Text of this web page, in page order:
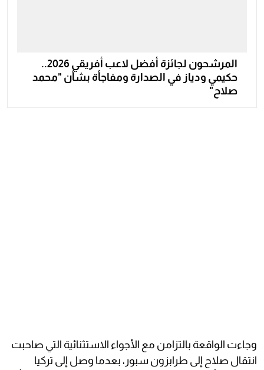
المرشحون لجائزة أفضل لاعب أفريقي 2026..
حكيمي ودياز في الصدارة ومفاجأة بشأن "محمد
صلاح"
وجاءت الواقعة بالتزامن مع الأجواء الاستثنائية التي صاحبت
انتقال صلاح إلى طرابزون سبور، بعدما وصل إلى تركيا